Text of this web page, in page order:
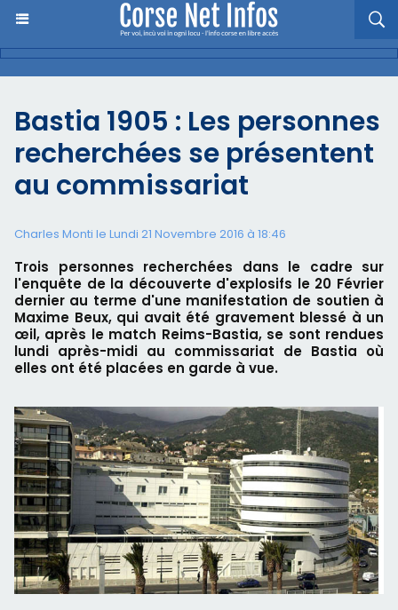
Bastia 1905 : Les personnes
recherchées se présentent
au commissariat
Charles Monti le Lundi 21 Novembre 2016 à 18:46
Trois personnes recherchées dans le cadre sur
l'enquête de la découverte d'explosifs le 20 Février
dernier au terme d'une manifestation de soutien à
Maxime Beux, qui avait été gravement blessé à un
œil, après le match Reims-Bastia, se sont rendues
lundi après-midi au commissariat de Bastia où
elles ont été placées en garde à vue.